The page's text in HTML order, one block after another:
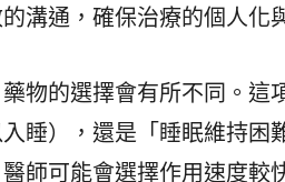
溝通，確保治療的個人化
物的選擇會有所不同。這
睡），還是「睡眠維持困
師可能會選擇作用速度較